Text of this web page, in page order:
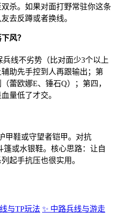
杀。如果对面打野常驻你这条
去反蹲或者换线。
风？
线不劣势（比对面少3个以上
助先手控到人再跟输出；第
蕾欧娜E、锤石Q）；第四，
量低了才交。
甲鞋或守望者铠甲。对抗
或水银鞋。核心思路：让自
起手抗压也很实用。
与TP玩法 ✨ 中路兵线与游走